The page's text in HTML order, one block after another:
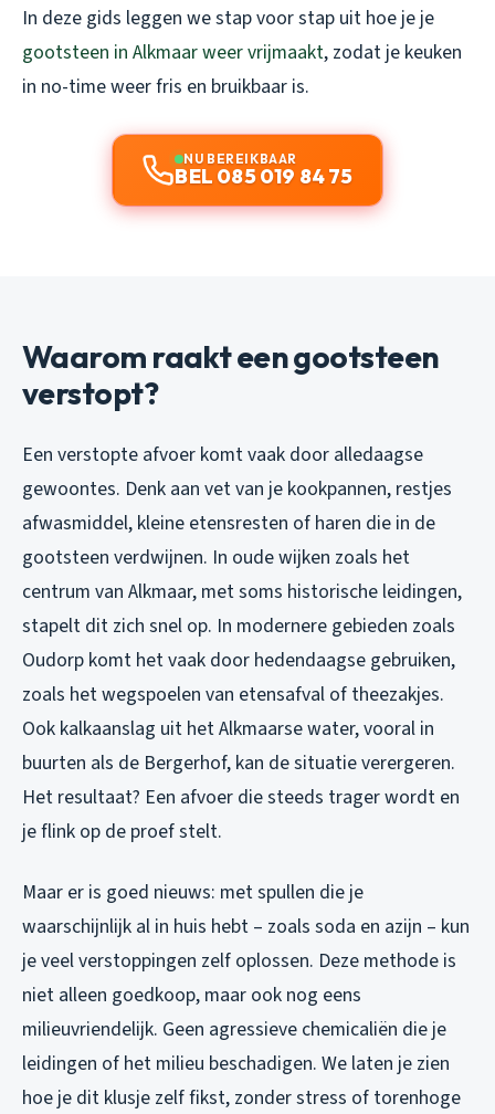
In deze gids leggen we stap voor stap uit hoe je je
gootsteen in Alkmaar weer vrijmaakt, zodat je keuken
in no-time weer fris en bruikbaar is.
NU BEREIKBAAR
BEL 085 019 84 75
Waarom raakt een gootsteen
verstopt?
Een verstopte afvoer komt vaak door alledaagse
gewoontes. Denk aan vet van je kookpannen, restjes
afwasmiddel, kleine etensresten of haren die in de
gootsteen verdwijnen. In oude wijken zoals het
centrum van Alkmaar, met soms historische leidingen,
stapelt dit zich snel op. In modernere gebieden zoals
Oudorp komt het vaak door hedendaagse gebruiken,
zoals het wegspoelen van etensafval of theezakjes.
Ook kalkaanslag uit het Alkmaarse water, vooral in
buurten als de Bergerhof, kan de situatie verergeren.
Het resultaat? Een afvoer die steeds trager wordt en
je flink op de proef stelt.
Maar er is goed nieuws: met spullen die je
waarschijnlijk al in huis hebt – zoals soda en azijn – kun
je veel verstoppingen zelf oplossen. Deze methode is
niet alleen goedkoop, maar ook nog eens
milieuvriendelijk. Geen agressieve chemicaliën die je
leidingen of het milieu beschadigen. We laten je zien
hoe je dit klusje zelf fikst, zonder stress of torenhoge